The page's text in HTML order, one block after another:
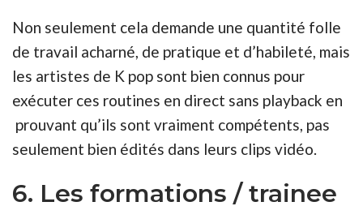
Non seulement cela demande une quantité folle
de travail acharné, de pratique et d’habileté, mais
les artistes de K pop sont bien connus pour
exécuter ces routines en direct sans playback en
prouvant qu’ils sont vraiment compétents, pas
seulement bien édités dans leurs clips vidéo.
6. Les formations / trainee